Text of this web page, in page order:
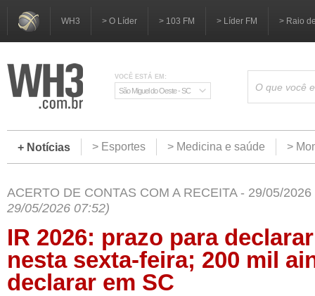
WH3 > O Líder > 103 FM > Líder FM > Raio
VOCÊ ESTÁ EM:
São Miguel do Oeste - SC
+ Notícias > Esportes > Medicina e saúde >
ACERTO DE CONTAS COM A RECEITA - 29/05/
29/05/2026 07:52)
IR 2026: prazo para
nesta sexta-feira; 200 mil
declarar em SC